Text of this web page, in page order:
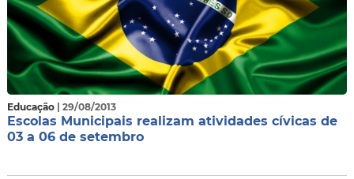
Educação | 29/08/2013
Escolas Municipais realizam atividades cívicas de
03 a 06 de setembro